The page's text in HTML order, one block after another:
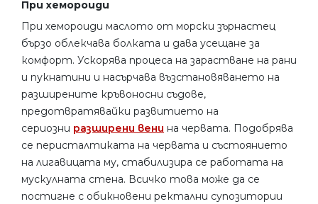
При хемороиди
При хемороиди маслото от морски зърнастец
бързо облекчава болката и дава усещане за
комфорт. Ускорява процеса на зарастване на рани
и пукнатини и насърчава възстановяването на
разширените кръвоносни съдове,
предотвратявайки развитието на
сериозни разширени вени на червата. Подобрява
се перисталтиката на червата и състоянието
на лигавицата му, стабилизира се работата на
мускулната стена. Всичко това може да се
постигне с обикновени ректални супозитории